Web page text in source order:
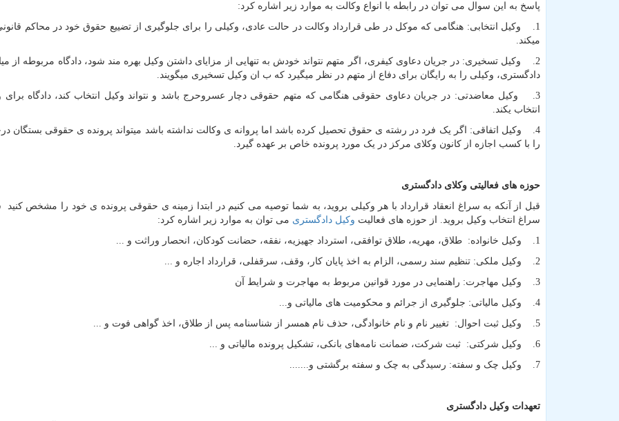
پاسخ به این سوال می توان در رابطه با انواع وکالت به موارد زیر اشاره کرد:
1. وکیل انتخابی: هنگامی که موکل در طی قرارداد وکالت در حالت عادی، وکیلی را برای جلوگیری از تضییع حقوق خود در محاکم
میکند.
2. وکیل تسخیری: در جریان دعاوی کیفری، اگر متهم نتواند خودش به تنهایی از مزایای داشتن وکیل بهره مند شود، دادگاه مربوطه از
دادگستری، وکیلی را به رایگان برای دفاع از متهم در نظر میگیرد که ب ان وکیل تسخیری میگویند.
3. وکیل معاضدتی: در جریان دعاوی حقوقی هنگامی که متهم حقوقی دچار عسروحرج باشد و نتواند وکیل انتخاب کند، دادگاه برای
انتخاب یکند.
4. وکیل اتفاقی: اگر یک فرد در رشته ی حقوق تحصیل کرده باشد اما پروانه ی وکالت نداشته باشد میتواند پرونده ی حقوقی بستگان
را با کسب اجازه از کانون وکلای مرکز در یک مورد پرونده خاص بر عهده گیرد.
حوزه های فعالیتی وکلای دادگستری
قبل از آنکه به سراغ انعقاد قرارداد با هر وکیلی بروید، به شما توصیه می کنیم در ابتدا زمینه ی حقوقی پرونده ی خود را مشخص
سراغ انتخاب وکیل بروید. از حوزه های فعالیت وکیل دادگستری می توان به موارد زیر اشاره کرد:
1. وکیل خانواده: طلاق، مهریه، طلاق توافقی، استرداد جهیزیه، نفقه، حضانت کودکان، انحصار وراثت و ...
2. وکیل ملکی: تنظیم سند رسمی، الزام به اخذ پایان کار، وقف، سرقفلی، قرارداد اجاره و ...
3. وکیل مهاجرت: راهنمایی در مورد قوانین مربوط به مهاجرت و شرایط آن
4. وکیل مالیاتی: جلوگیری از جرائم و محکومیت های مالیاتی و...
5. وکیل ثبت احوال: تغییر نام و نام خانوادگی، حذف نام همسر از شناسنامه پس از طلاق، اخذ گواهی فوت و ...
6. وکیل شرکتی: ثبت شرکت، ضمانت نامه‌های بانکی، تشکیل پرونده مالیاتی و ...
7. وکیل چک و سفته: رسیدگی به چک و سفته برگشتی و.......
تعهدات وکیل دادگستری